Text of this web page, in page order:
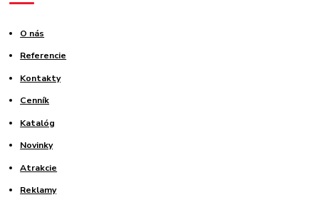
O nás
Referencie
Kontakty
Cenník
Katalóg
Novinky
Atrakcie
Reklamy